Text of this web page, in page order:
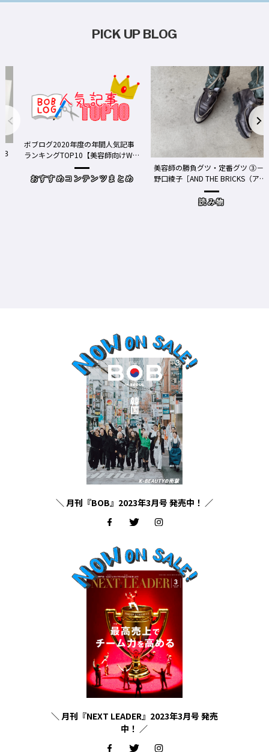
PICK UP BLOG
ボブログ2020年度の年間人気記事
ランキングTOP10【美容師向けWe
おすすめコンテンツまとめ
美容師の勝負グツ・定番グツ ③－
野口綾子［AND THE BRICKS（アン
ドザブリックス）／神奈川県鎌倉
読み物
＼ 月刊『BOB』2023年3月号 発売中！ ／
＼ 月刊『NEXT LEADER』2023年3月号 発売
中！ ／